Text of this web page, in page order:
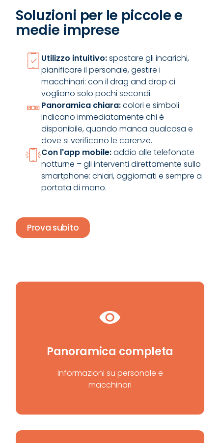
Soluzioni per le piccole e
medie imprese
Utilizzo intuitivo:spostare gli incarichi,
pianificare il personale, gestire i
macchinari: con il drag and drop ci
vogliono solo pochi secondi.
Panoramica chiara:colori e simboli
indicano immediatamente chi è
disponibile, quando manca qualcosa e
dove si verificano le carenze.
Con l'app mobile:addio alle telefonate
notturne – gli interventi direttamente sullo
smartphone: chiari, aggiornati e sempre a
portata di mano.
Prova subito
Panoramica completa
Informazioni su personale e
macchinari